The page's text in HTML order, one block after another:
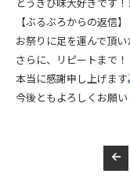
【ぶるぶろからの返信】
お祭りに足を運んで頂
さらに、リピートまで！
本当に感謝申し上げます
今後ともよろしくお願い